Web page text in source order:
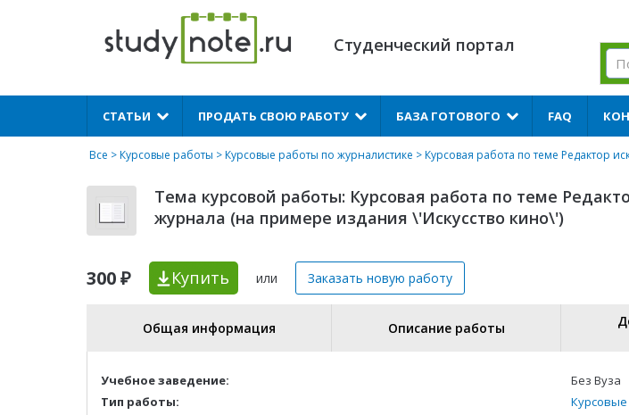
Студенческий портал
СТАТЬИ ПРОДАТЬ СВОЮ РАБОТУ БАЗА ГОТОВОГО FAQ
Все >Курсовые работы >Курсовые работы по журналистике > Курсовая работа по теме Редактор
Тема курсовой работы: Курсовая работа по теме
журнала (на примере издания \'Искусство кино\')
300 ₽ Купить или Заказать новую работу
Общая информация Описание работы
Учебное заведение:
Без Вуза
Тип работы: